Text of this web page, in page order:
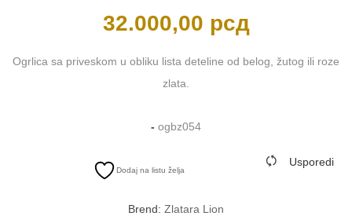
32.000,00 рсд
Ogrlica sa priveskom u obliku lista deteline od belog, žutog ili roze
zlata.
- ogbz054
Dodaj na listu želja
Usporedi
Brend: Zlatara Lion